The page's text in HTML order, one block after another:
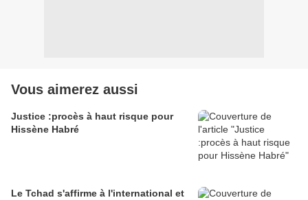
Vous aimerez aussi
Justice :procès à haut risque pour
Hissène Habré
Le Tchad s'affirme à l'international et